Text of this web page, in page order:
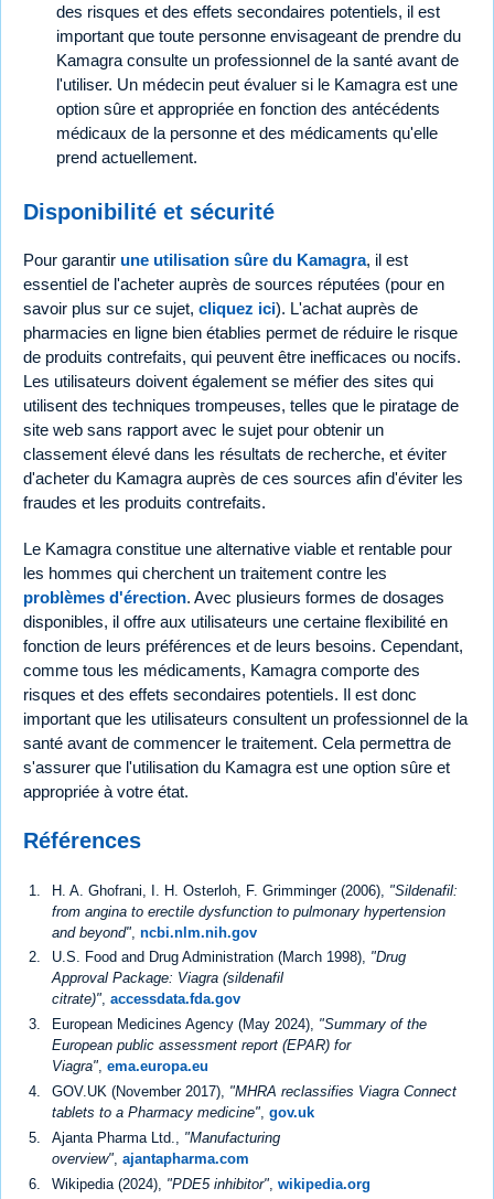
des risques et des effets secondaires potentiels, il est
important que toute personne envisageant de prendre du
Kamagra consulte un professionnel de la santé avant de
l'utiliser. Un médecin peut évaluer si le Kamagra est une
option sûre et appropriée en fonction des antécédents
médicaux de la personne et des médicaments qu'elle
prend actuellement.
Disponibilité et sécurité
Pour garantir une utilisation sûre du Kamagra, il est
essentiel de l'acheter auprès de sources réputées (pour en
savoir plus sur ce sujet, cliquez ici). L'achat auprès de
pharmacies en ligne bien établies permet de réduire le risque
de produits contrefaits, qui peuvent être inefficaces ou nocifs.
Les utilisateurs doivent également se méfier des sites qui
utilisent des techniques trompeuses, telles que le piratage de
site web sans rapport avec le sujet pour obtenir un
classement élevé dans les résultats de recherche, et éviter
d'acheter du Kamagra auprès de ces sources afin d'éviter les
fraudes et les produits contrefaits.
Le Kamagra constitue une alternative viable et rentable pour
les hommes qui cherchent un traitement contre les
problèmes d'érection. Avec plusieurs formes de dosages
disponibles, il offre aux utilisateurs une certaine flexibilité en
fonction de leurs préférences et de leurs besoins. Cependant,
comme tous les médicaments, Kamagra comporte des
risques et des effets secondaires potentiels. Il est donc
important que les utilisateurs consultent un professionnel de la
santé avant de commencer le traitement. Cela permettra de
s'assurer que l'utilisation du Kamagra est une option sûre et
appropriée à votre état.
Références
H. A. Ghofrani, I. H. Osterloh, F. Grimminger (2006), "Sildenafil:
from angina to erectile dysfunction to pulmonary hypertension
and beyond" ncbi.nlm.nih.gov
U.S. Food and Drug Administration (March 1998), "Drug
Approval Package: Viagra (sildenafil
citrate)", accessdata.fda.gov
European Medicines Agency (May 2024), "Summary of the
European public assessment report (EPAR) for
Viagra", ema.europa.eu
GOV.UK (November 2017), "MHRA reclassifies Viagra Connect
tablets to a Pharmacy medicine", gov.uk
Ajanta Pharma Ltd., "Manufacturing
overview", ajantapharma.com
Wikipedia (2024), "PDE5 inhibitor" wikipedia.org